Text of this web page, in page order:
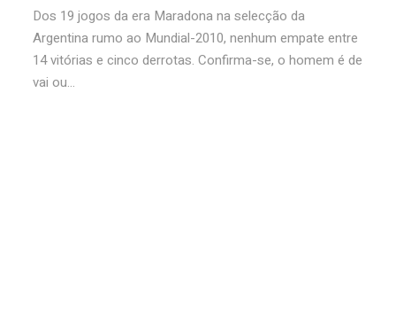
Dos 19 jogos da era Maradona na selecção da
Argentina rumo ao Mundial-2010, nenhum empate entre
14 vitórias e cinco derrotas. Confirma-se, o homem é de
vai ou...